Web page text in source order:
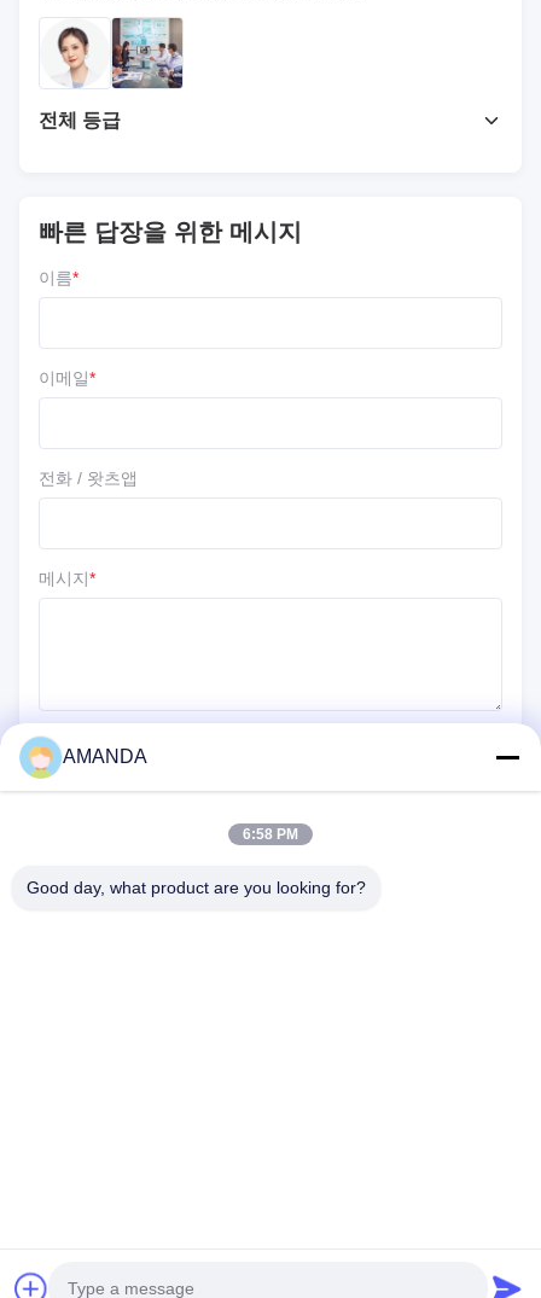
전체 등급
리뷰 를 작성 하십시오
3 ★
2 ★
0
빠른 답장을 위한 메시지
이름*
이메일*
전화 / 왓츠앱
메시지*
© 2026 GUANGZHOU YAKEDA TRAVELING PRODUCTS CO.,LTD. All
AMANDA
6:58 PM
Good day, what product are you looking for?